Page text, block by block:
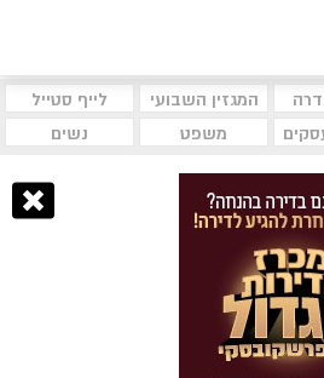
המגזין השבועי
לייף סטייל
משפט נשים